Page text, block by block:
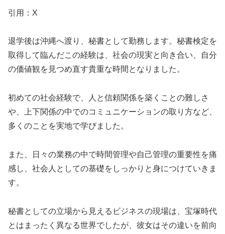
引用：X
退学後は沖縄へ渡り、秘書として勤務します。秘書検定を
取得して臨んだこの経験は、社会の現実と向き合い、自分
の価値観を見つめ直す貴重な時間となりました。
初めての社会経験で、人と信頼関係を築くことの難しさ
や、上下関係の中でのコミュニケーションの取り方など、
多くのことを実地で学びました。
また、日々の業務の中で時間管理や自己管理の重要性を痛
感し、社会人としての基礎をしっかりと身につけていきま
す。
秘書としての立場から見えるビジネスの現場は、宝塚時代
とはまったく異なる世界でしたが、彼女はその違いを前向